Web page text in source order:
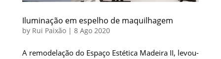
Iluminação em espelho de maquilhagem
by Rui Paixão| 8 Ago 2020
A remodelação do Espaço Estética Madeira II, levou-